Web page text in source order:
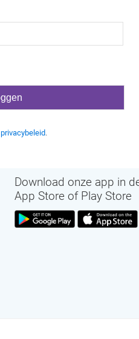
privacybeleid.
Download onze app in
App Store of Play Store